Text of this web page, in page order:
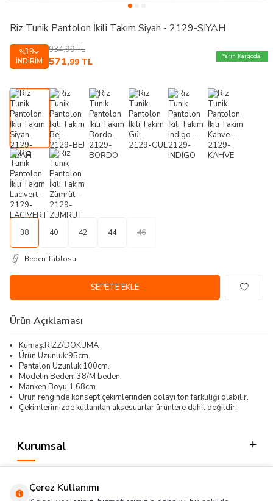
Riz Tunik Pantolon İkili Takım Siyah - 2129-SIYAH
%39
İNDIRIM
934,99TL
571,99 TL
Yarın Kargoda!
38 40 42 44 46
Beden Tablosu
SEPETE EKLE
Ürün Açıklaması
Kumaş:RİZZ/DOKUMA
Ürün Uzunluk:95cm.
Pantalon Uzunluk:100cm.
Modelin Bedeni:38/M beden.
Manken Boyu:1.68cm.
Ürün renginde konsept çekimlerinden dolayı ton farklılığı olabilir.
Çekimlerimizde kullanılan aksesuarlar ürünlere dahil değildir.
Kurumsal
Çerez Kullanımı